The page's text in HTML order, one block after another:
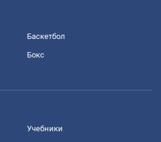
Баскетбол
Бокс
Учебники